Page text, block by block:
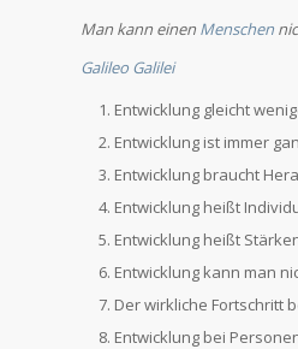
Man kann einen Menschen
Galileo Galilei
Entwicklung gleicht
Entwicklung ist immer
Entwicklung braucht
Entwicklung heißt
Entwicklung heißt
Entwicklung kann man
Der wirkliche Fortschritt
Entwicklung bei